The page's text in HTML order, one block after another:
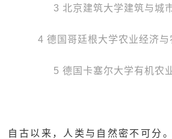
3 北京建筑大学建筑与城
4 德国哥廷根大学农业经济与
5 德国卡塞尔大学有机农
自古以来，人类与自然密不可分